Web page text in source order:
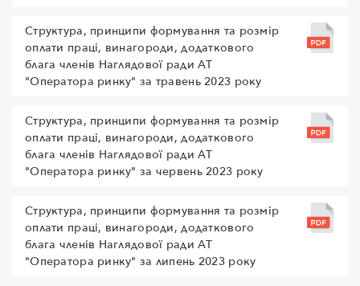
Структура, принципи формування та розмір
оплати праці, винагороди, додаткового
блага членів Наглядової ради АТ
"Оператора ринку" за травень 2023 року
Структура, принципи формування та розмір
оплати праці, винагороди, додаткового
блага членів Наглядової ради АТ
"Оператора ринку" за червень 2023 року
Структура, принципи формування та розмір
оплати праці, винагороди, додаткового
блага членів Наглядової ради АТ
"Оператора ринку" за липень 2023 року